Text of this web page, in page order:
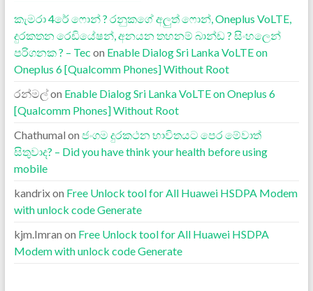
කැමරා 4රේ ෆොන් ? රනුකගේ අලුත් ෆොන්, Oneplus VoLTE,
දුරකතන රෙඩියේෂන්, අනයන තහනම් බාන්ඩ ? සිංහලෙන්
පරිගනක ? – Tec on Enable Dialog Sri Lanka VoLTE on
Oneplus 6 [Qualcomm Phones] Without Root
රන්මල්on Enable Dialog Sri Lanka VoLTE on Oneplus 6
[Qualcomm Phones] Without Root
Chathumal on ජංගම දුරකථන භාවිතයට පෙර මේවාත්
සිතුවාද? – Did you have think your health before using
mobile
kandrixon Free Unlock tool for All Huawei HSDPA Modem
with unlock code Generate
kjm.Imran on Free Unlock tool for All Huawei HSDPA
Modem with unlock code Generate